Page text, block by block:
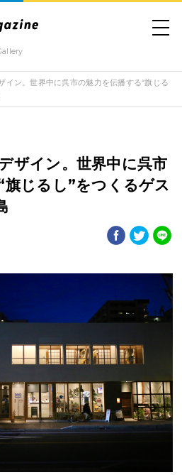
イン。世界中に呉市の魅力を伝播する“旗じる
ザイン。世界中に呉市
じるし”をつくるゲス